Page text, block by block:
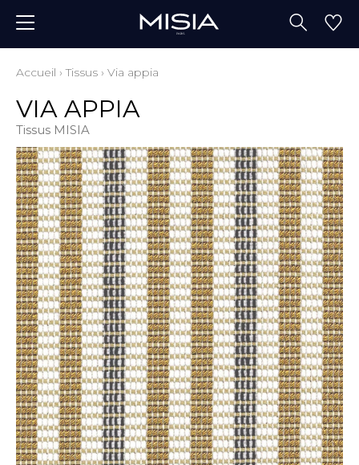
Accueil ›Tissus › Via appia
VIA APPIA
Tissus MISIA